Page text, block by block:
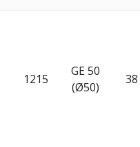
1215
GE 50
(Ø50)
38